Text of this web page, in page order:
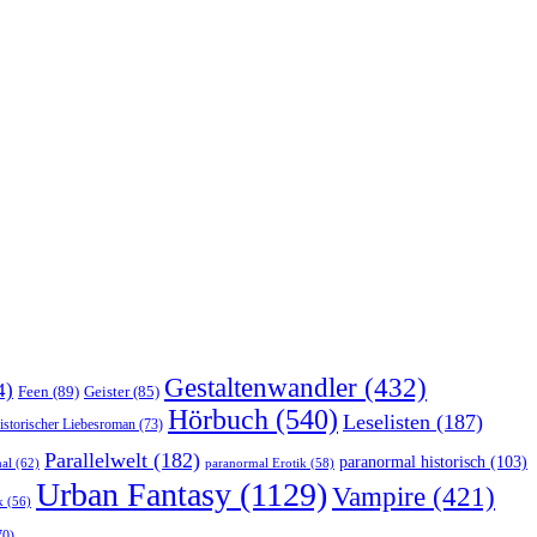
Feen (89) Geister(85) Gestaltenwandler (432)
Liebesroman (73) Hörbuch (540) Leselisten (187)
(62) Parallelwelt (182) paranormal Erotik (58) paranormal historisch (103)
(56) Urban Fantasy (1129) Vampire (421)